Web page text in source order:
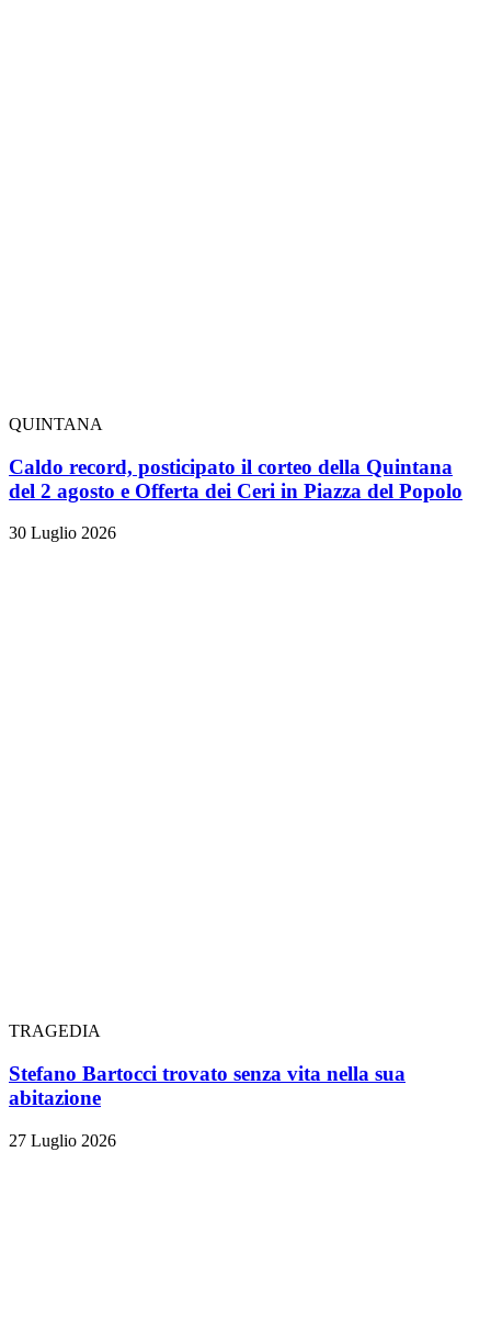
QUINTANA
Caldo record, posticipato il corteo della Quintana
del 2 agosto e Offerta dei Ceri in Piazza del Popolo
30 Luglio 2026
TRAGEDIA
Stefano Bartocci trovato senza vita nella sua
abitazione
27 Luglio 2026